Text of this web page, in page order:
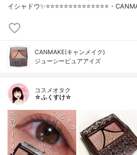
イシャドウ✨⭐️⭐️⭐️⭐️⭐️⭐️⭐️⭐️⭐️⭐️⭐️⭐️⭐️⭐️・
CANMAKE(キャンメイク)
ジューシーピュアアイズ
コスメオタク
☆ふくすけ☆